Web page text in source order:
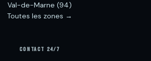
Val-de-Marne (94)
Toutes les zones →
CONTACT 24/7